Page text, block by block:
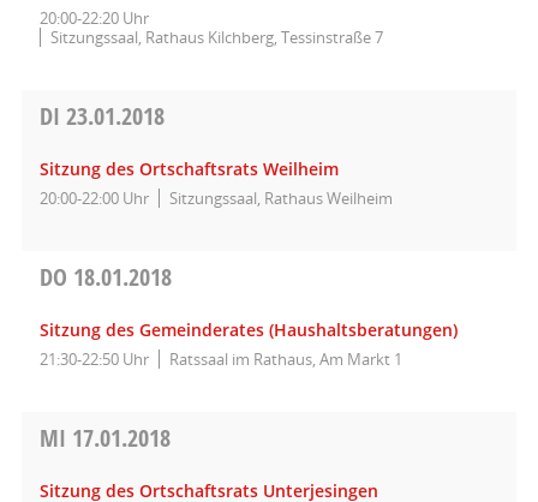
20:00-22:20 Uhr
Sitzungssaal, Rathaus Kilchberg, Tessinstraße 7
DI 23.01.2018
Sitzung des Ortschaftsrats Weilheim
20:00-22:00 Uhr Sitzungssaal, Rathaus Weilheim
DO 18.01.2018
Sitzung des Gemeinderates (Haushaltsberatungen)
21:30-22:50 Uhr Ratssaal im Rathaus, Am Markt 1
MI 17.01.2018
Sitzung des Ortschaftsrats Unterjesingen